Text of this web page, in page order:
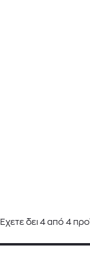
Έχετε δει 4 από 4